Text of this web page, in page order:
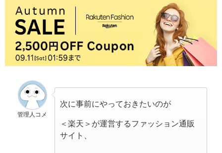
管理人コメ
次に事前にやっておきたいのが
＜楽天＞が運営するファッション通販
サイト、